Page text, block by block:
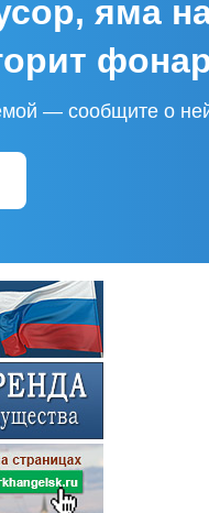
яма
— сообщите о